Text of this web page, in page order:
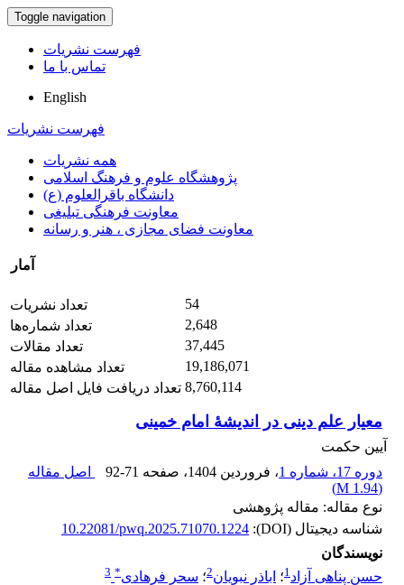
Toggle navigation
فهرست نشریات
تماس با ما
English
فهرست نشریات
همه نشریات
پژوهشگاه علوم و فرهنگ اسلامی
دانشگاه باقرالعلوم (ع)
معاونت فرهنگی تبلیغی
معاونت فضای مجازی ، هنر و رسانه
آمار
تعداد نشریات
54
تعداد شماره‌ها
2,648
تعداد مقالات
37,445
تعداد مشاهده مقاله
19,186,071
تعداد دریافت فایل اصل مقاله 8,760,114
معیار علم ‌دینی در اندیشۀ امام ‌خمینی
آیین حکمت
دوره 17، شماره 1
، فروردین 1404 ، صفحه 92-71
اصل مقاله
(
1.94 M
)
نوع مقاله: مقاله پژوهشی
شناسه دیجیتال (DOI):
10.22081/pwq.2025.71070.1224
نویسندگان
حسن پناهی آزاد 1؛ اباذر نبویان2؛ سحر فرهادی*
3